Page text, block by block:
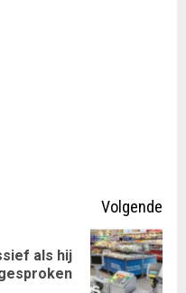
Volgende
als hij